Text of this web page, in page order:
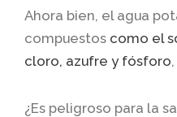
Ahora bien, el agua
compuestos como el
cloro, azufre y fósforo
¿Es peligroso para la